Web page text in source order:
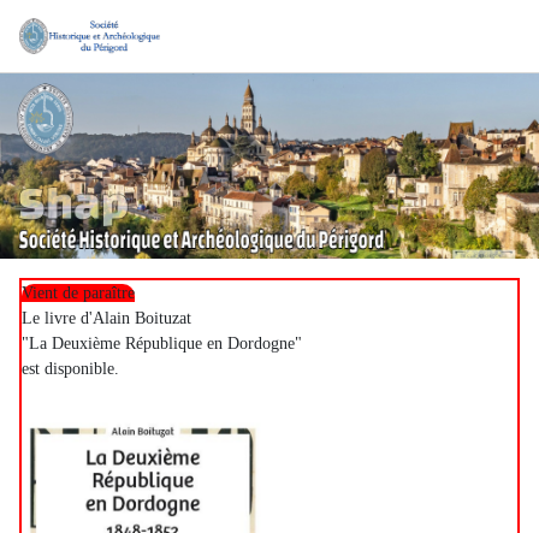
Vient de paraître
Le livre d'Alain Boituzat
"La Deuxième République en Dordogne"
est disponible.